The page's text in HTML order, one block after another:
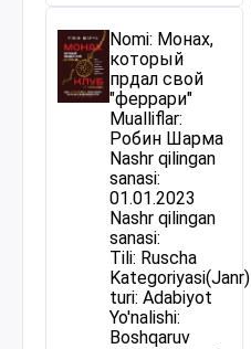
Nomi: Монах,
который
прдал свой
"феррари"
Mualliflar:
Робин Шарма
Nashr qilingan
sanasi:
01.01.2023
Nashr qilingan
sanasi:
Tili: Ruscha
Kategoriyasi(Janr)
turi: Adabiyot
Yo'nalishi:
Boshqaruv